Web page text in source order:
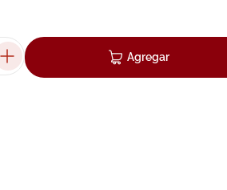
Agregar